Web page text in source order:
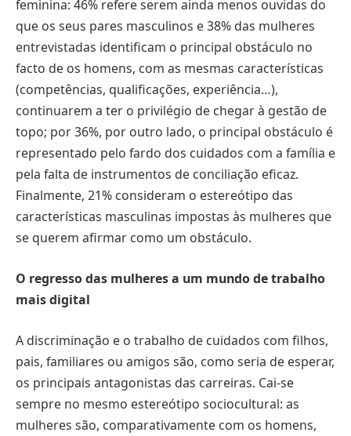
feminina: 46% refere serem ainda menos ouvidas do
que os seus pares masculinos e 38% das mulheres
entrevistadas identificam o principal obstáculo no
facto de os homens, com as mesmas características
(competências, qualificações, experiência…),
continuarem a ter o privilégio de chegar à gestão de
topo; por 36%, por outro lado, o principal obstáculo é
representado pelo fardo dos cuidados com a família e
pela falta de instrumentos de conciliação eficaz.
Finalmente, 21% consideram o estereótipo das
características masculinas impostas às mulheres que
se querem afirmar como um obstáculo.
O regresso das mulheres a um mundo de trabalho
mais digital
A discriminação e o trabalho de cuidados com filhos,
pais, familiares ou amigos são, como seria de esperar,
os principais antagonistas das carreiras. Cai-se
sempre no mesmo estereótipo sociocultural: as
mulheres são, comparativamente com os homens,